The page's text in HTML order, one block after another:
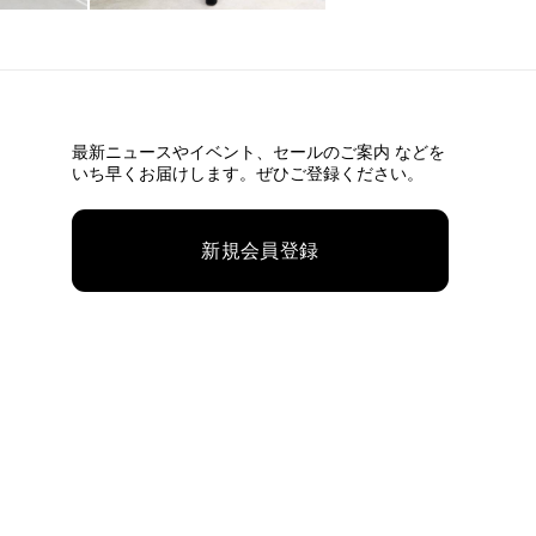
最新ニュースやイベント、 セールのご案内 などを
いち早くお届けします。ぜひご登録ください。
新規会員登録